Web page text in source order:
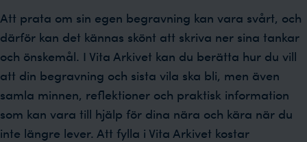
Att prata om sin egen begravning kan vara svårt, och
därför kan det kännas skönt att skriva ner sina tankar
och önskemål. I Vita Arkivet kan du berätta hur du vill
att din begravning och sista vila ska bli, men även
samla minnen, reflektioner och praktisk information
som kan vara till hjälp för dina nära och kära när du
inte längre lever. Att fylla i Vita Arkivet kostar